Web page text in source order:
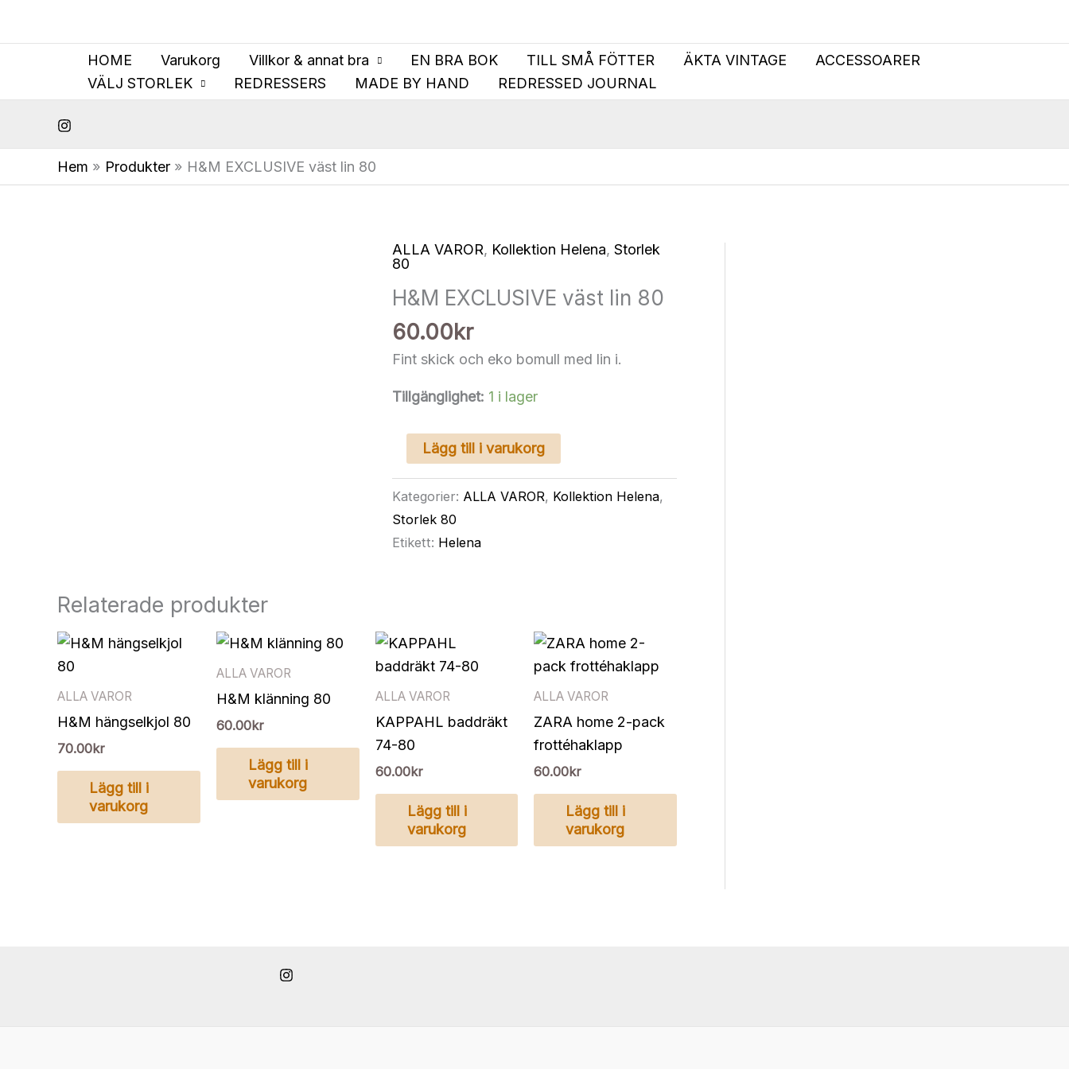
HOME Varukorg Villkor & annat bra EN BRA BOK TILL SMÅ FÖTTER ÄKTA VINTAGE
ACCESSOARER
VÄLJ STORLEK
REDRESSERS MADE BY HAND REDRESSED JOURNAL
Hem Produkter H&M EXCLUSIVE väst lin 80
ALLA VAROR, Kollektion Helena, Storlek
80
H&M EXCLUSIVE väst lin 80
60.00kr
Fint skick och eko bomull med lin i.
Tillgänglighet: 1 i lager
H&M
EXCLUSIVE
väst
lin
80
Lägg till i varukorg
Kategorier: ALLA VAROR, Kollektion Helena,
Storlek 80
Etikett: Helena
Relaterade produkter
ALLA VAROR
H&M hängselkjol 80
70.00kr
Lägg till i
varukorg
ALLA VAROR
H&M klänning 80
60.00kr
Lägg till i
varukorg
ALLA VAROR
KAPPAHL baddräkt
74-80
60.00kr
Lägg till i
varukorg
ALLA VAROR
ZARA home 2-pack
frottéhaklapp
60.00kr
Lägg till i
varukorg
lin
mängd